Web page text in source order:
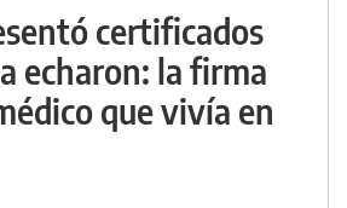
certificados
echaron: la firma
que vivía en